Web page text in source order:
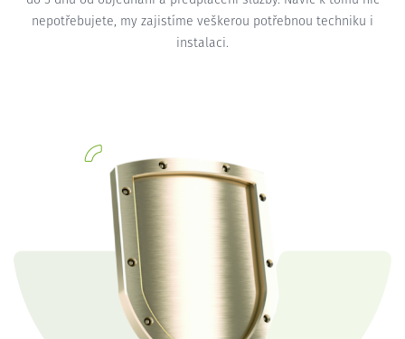
nepotřebujete, my zajistíme veškerou potřebnou techniku i
instalaci.